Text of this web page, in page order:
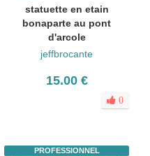
statuette en etain
bonaparte au pont
d'arcole
jeffbrocante
15.00 €
0
PROFESSIONNEL